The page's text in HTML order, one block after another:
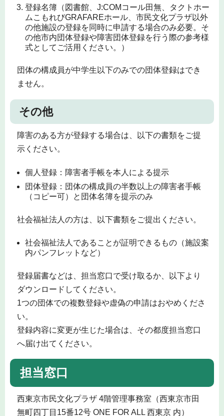
登録名簿（図書館、J:COMコール田無、タクトホー
ムこもれびGRAFAREホール、市民文化プラザ以外
の他施設の登録を同時に申請する場合のみ必要。そ
の他市内団体登録や障害団体登録を行う際の参考様
式としてご活用ください。）
団体の構成員が中学生以下のみでの団体登録はでき
ません。
その他
障害のある方が登録する場合は、以下の書類をご提
示ください。
個人登録：障害者手帳を本人による提示
団体登録：団体の構成員の半数以上の障害者手帳
（コピー可）と団体名簿を提示のみ
社会福祉法人の方は、以下書類をご提出ください。
社会福祉法人であることが証明できるもの（施設案
内パンフレットなど）
登録届書などは、担当窓口で受け取るか、以下より
ダウンロードしてください。
1つの団体での複数登録や虚偽の申請はおやめくださ
い。
登録内容に変更が生じた場合は、その都度担当窓口
へ届け出てください。
担当窓口
西東京市民文化プラザ 4階管理事務室（西東京市田
無町四丁目15番12号 ONE FOR ALL 西東京 内）